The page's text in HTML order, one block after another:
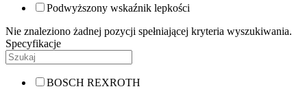
Podwyższony wskaźnik lepkości
Nie znaleziono żadnej pozycji spełniającej kryteria wyszukiwania.
Specyfikacje
BOSCH REXROTH